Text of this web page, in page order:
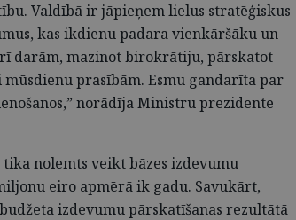
Valdībā ir jāpieņem lielus stratēģiskus
kas ikdienu padara vienkāršāku un
darām, mazinot birokrātiju, pārskatot
prasībām. Esmu gandarīta par
norādīja Ministru prezidente
tika nolemts veikt bāzes izdevumu
eiro apmērā ik gadu. Savukārt,
izdevumu pārskatīšanas rezultātā